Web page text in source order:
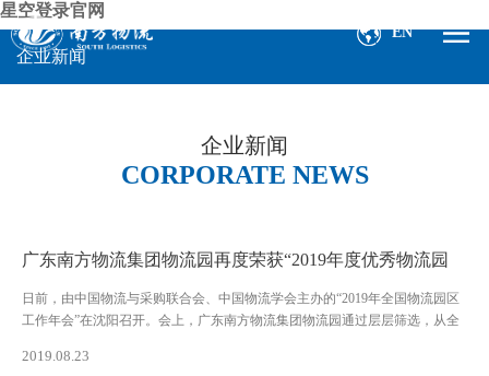
星空登录官网
EN
企业新闻
企业新闻
CORPORATE NEWS
广东南方物流集团物流园再度荣获“2019年度优秀物流园
区”
日前，由中国物流与采购联合会、中国物流学会主办的“2019年全国物流园区
工作年会”在沈阳召开。会上，广东南方物流集团物流园通过层层筛选，从全
2019.08.23